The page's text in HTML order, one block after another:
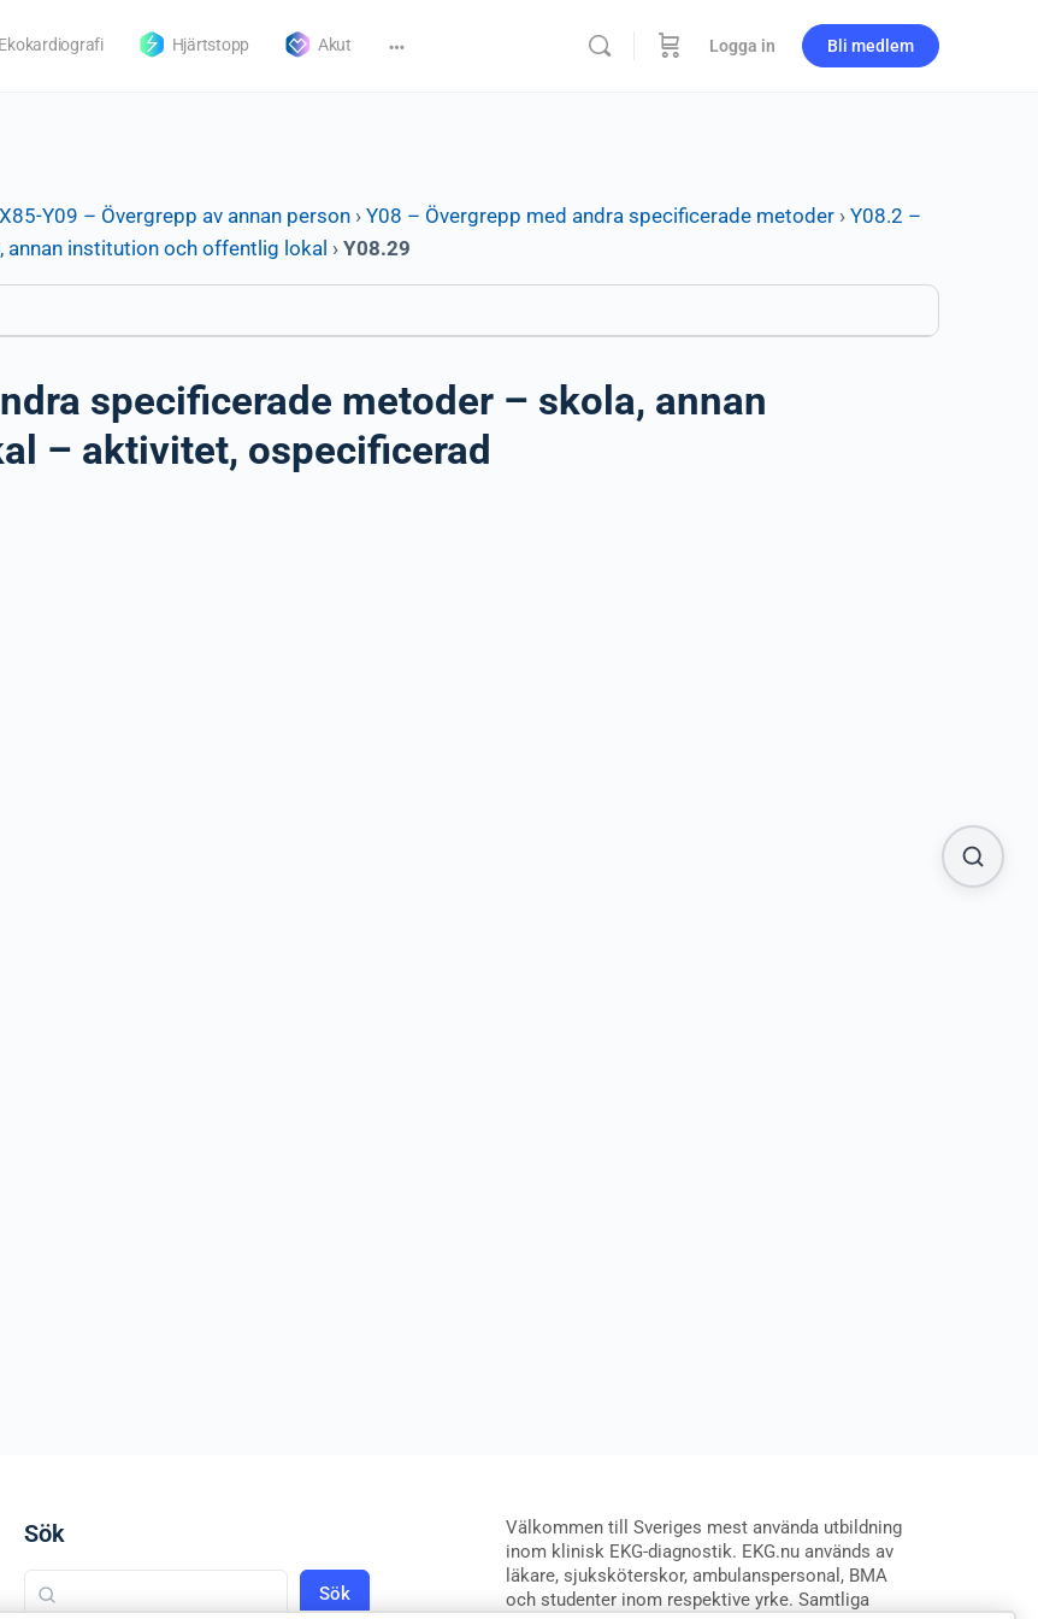
Ekokardiografi Hjärtstopp Akut Logga in Bli medlem
X85-Y09 – Övergrepp av annan person › Y08 – Övergrepp med andra specificerade metoder › Y08.2 –
institution och offentlig lokal › Y08.29
specificerade metoder – skola, annan
– aktivitet, ospecificerad
Sök
Sök
Välkommen till Sveriges mest använda utbildning
inom klinisk EKG-diagnostik. EKG.nu används av
läkare, sjuksköterskor, ambulanspersonal, BMA
och studenter inom respektive yrke. Samtliga